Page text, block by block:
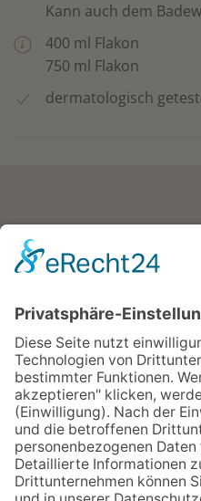
Kann auch dem
400 ml Flakon
750 ml Flakon
dermatologisch
Öffnungszeiten
Apotheken Notdienst: